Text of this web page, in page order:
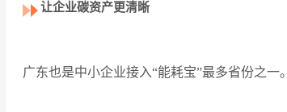
让企业碳资产更清晰
广东也是中小企业接入“能耗宝”最多省份之一。